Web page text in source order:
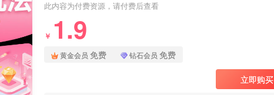
此内容为付费资源，请付费后查看
￥ 1.9
黄金会员 免费 钻石会员 免费
立即购买